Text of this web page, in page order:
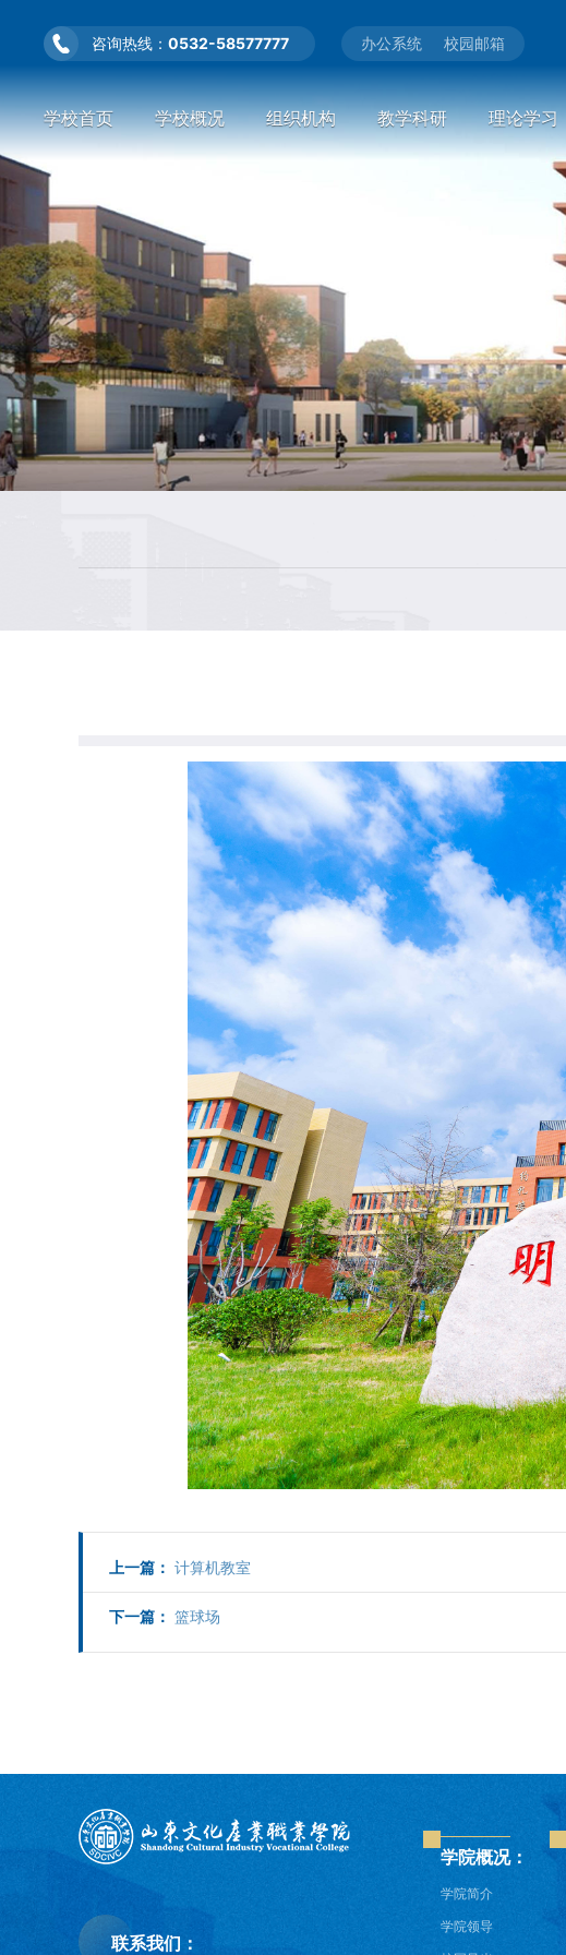
咨询热线： 0532-58577777 办公系统 校园邮箱
学校首页 学校概况 组织机构 教学科研 理论学习
上一篇： 计算机教室
下一篇： 篮球场
联系我们：
学院概况：
学院简介
学院领导